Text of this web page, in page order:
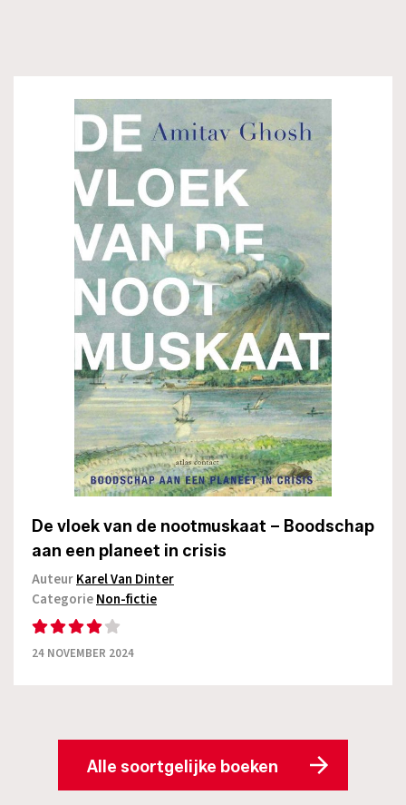
De vloek van de nootmuskaat – Boodschap
aan een planeet in crisis
AuteurKarel Van Dinter
CategorieNon-fictie
24 NOVEMBER 2024
Alle soortgelijke boeken